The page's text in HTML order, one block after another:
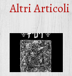
Altri Articoli